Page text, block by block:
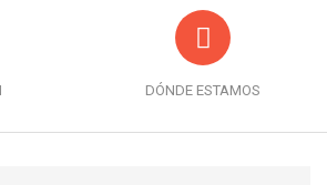
DÓNDE ESTAMOS